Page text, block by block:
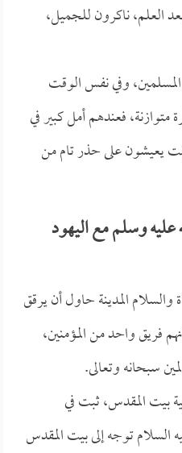
العلم، ناكرون للجميل،
المسلمين، وفي نفس الوقت
فعندهم أمل كبير في
يعيشون على حذر تام من
وسلم مع اليهود
المدينة حاول أن يرقق
فريق واحد من المؤمنين،
سبحانه وتعالى.
بيت المقدس، ثبت في
السلام توجه إلى بيت المقدس